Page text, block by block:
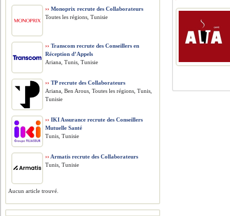
›› Monoprix recrute des Collaborateurs
Toutes les régions, Tunisie
›› Transcom recrute des Conseillers en
Réception d’Appels
Ariana, Tunis, Tunisie
›› TP recrute des Collaborateurs
Ariana, Ben Arous, Toutes les régions, Tunis,
Tunisie
›› IKI Assurance recrute des Conseillers
Mutuelle Santé
Tunis, Tunisie
›› Armatis recrute des Collaborateurs
Tunis, Tunisie
Aucun article trouvé.